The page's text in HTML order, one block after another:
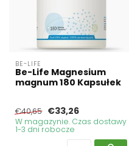
BE-LIFE
Be-Life Magnesium
magnum 180 Kapsułek
€40,65 €33,26
W magazynie. Czas dostawy
1-3 dni robocze